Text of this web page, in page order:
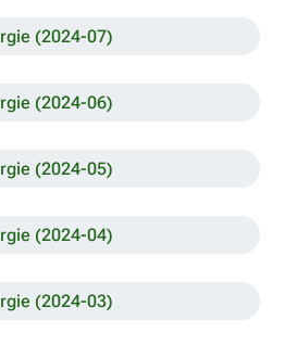
(2024-07)
(2024-06)
(2024-05)
(2024-04)
(2024-03)